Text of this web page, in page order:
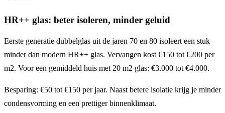
HR++ glas: beter isoleren, minder geluid
Eerste generatie dubbelglas uit de jaren 70 en 80 isoleert een stuk
minder dan modern HR++ glas. Vervangen kost €150 tot €200 per
m2. Voor een gemiddeld huis met 20 m2 glas: €3.000 tot €4.000.
Besparing: €50 tot €150 per jaar. Naast betere isolatie krijg je minder
condensvorming en een prettiger binnenklimaat.